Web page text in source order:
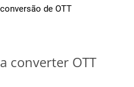
de OTT
converter OTT